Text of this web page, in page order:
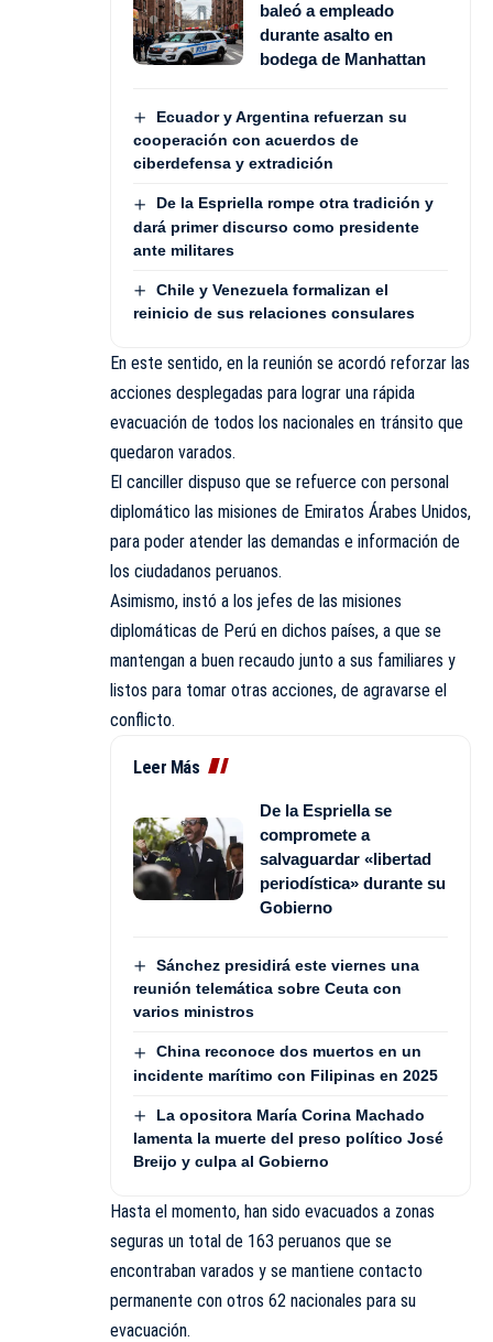
baleó a empleado
durante asalto en
bodega de Manhattan
Ecuador y Argentina refuerzan su
cooperación con acuerdos de
ciberdefensa y extradición
De la Espriella rompe otra tradición y
dará primer discurso como presidente
ante militares
Chile y Venezuela formalizan el
reinicio de sus relaciones consulares
En este sentido, en la reunión se acordó reforzar las
acciones desplegadas para lograr una rápida
evacuación de todos los nacionales en tránsito que
quedaron varados.
El canciller dispuso que se refuerce con personal
diplomático las misiones de Emiratos Árabes Unidos,
para poder atender las demandas e información de
los ciudadanos peruanos.
Asimismo, instó a los jefes de las misiones
diplomáticas de Perú en dichos países, a que se
mantengan a buen recaudo junto a sus familiares y
listos para tomar otras acciones, de agravarse el
conflicto.
Leer Más
De la Espriella se
compromete a
salvaguardar «libertad
periodística» durante su
Gobierno
Sánchez presidirá este viernes una
reunión telemática sobre Ceuta con
varios ministros
China reconoce dos muertos en un
incidente marítimo con Filipinas en 2025
La opositora María Corina Machado
lamenta la muerte del preso político José
Breijo y culpa al Gobierno
Hasta el momento, han sido evacuados a zonas
seguras un total de 163 peruanos que se
encontraban varados y se mantiene contacto
permanente con otros 62 nacionales para su
evacuación.